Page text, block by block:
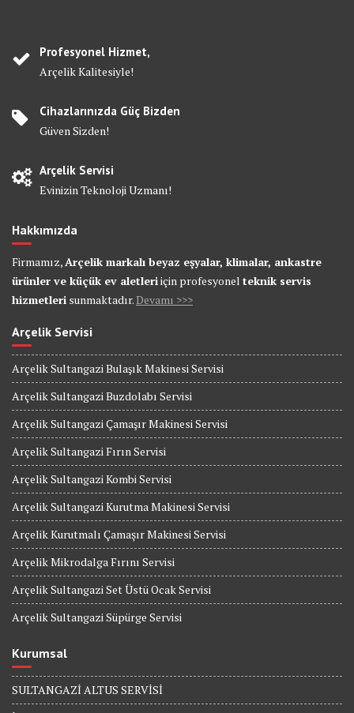
Profesyonel Hizmet,
Arçelik Kalitesiyle!
Cihazlarınızda Güç Bizden
Güven Sizden!
Arçelik Servisi
Evinizin Teknoloji Uzmanı!
Hakkımızda
Firmamız,Arçelik markalı beyaz eşyalar, klimalar, ankastre
ürünler ve küçük ev aletleriiçin profesyonel teknik servis
hizmetleri sunmaktadır.Devamı >>>
Arçelik Servisi
Arçelik Sultangazi Bulaşık Makinesi Servisi
Arçelik Sultangazi Buzdolabı Servisi
Arçelik Sultangazi Çamaşır Makinesi Servisi
Arçelik Sultangazi Fırın Servisi
Arçelik Sultangazi Kombi Servisi
Arçelik Sultangazi Kurutma Makinesi Servisi
Arçelik Kurutmalı Çamaşır Makinesi Servisi
Arçelik Mikrodalga Fırını Servisi
Arçelik Sultangazi Set Üstü Ocak Servisi
Arçelik Sultangazi Süpürge Servisi
Kurumsal
SULTANGAZİ ALTUS SERVİSİ